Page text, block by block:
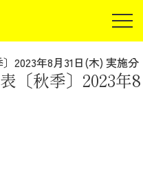
の方
の方
JP EN
2023年8月31日(木) 実施分
〔秋季〕2023年8